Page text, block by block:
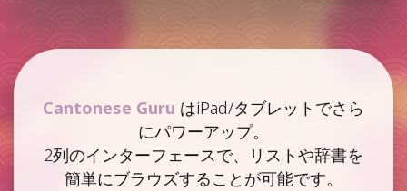
Cantonese Guru はiPad/タブレットでさら
にパワーアップ。
2列のインターフェースで、リストや辞書を
簡単にブラウズすることが可能です。